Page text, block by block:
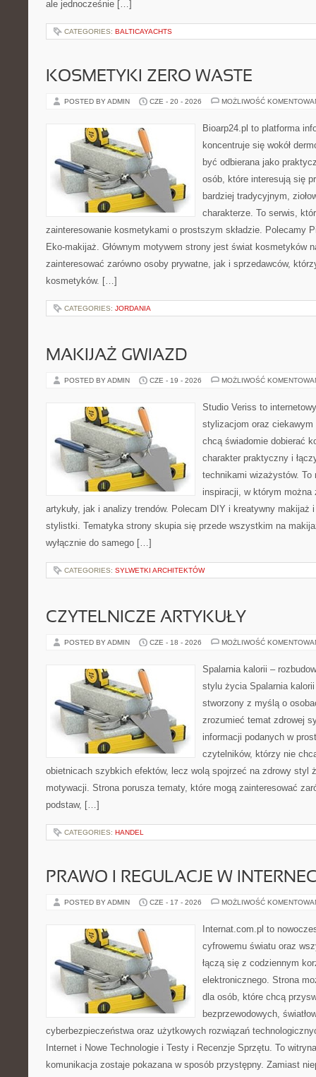
ale jednocześnie […]
CATEGORIES: BALTICAYACHTS
KOSMETYKI ZERO WASTE
POSTED BY ADMIN CZE - 20 - 2026 MOŻLIWOŚĆ
Bioarp24.pl to platforma
koncentruje się wokół
być odbierana jako
osób, które interesują się
bardziej tradycyjnym,
charakterze. To serwis,
zainteresowanie kosmetykami o prostszym składzie. Polecamy
Eko-makijaż. Głównym motywem strony jest świat kosmetyków
zainteresować zarówno osoby prywatne, jak i sprzedawców,
kosmetyków. […]
CATEGORIES: JORDANIA
MAKIJAŻ GWIAZD
POSTED BY ADMIN CZE - 19 - 2026 MOŻLIWOŚĆ
Studio Veriss to
stylizacjom oraz ciekawym
chcą świadomie dobierać
charakter praktyczny i
technikami wizażystów. To
inspiracji, w którym
artykuły, jak i analizy trendów. Polecam DIY i kreatywny makijaż
stylistki. Tematyka strony skupia się przede wszystkim na
wyłącznie do samego […]
CATEGORIES: SYLWETKI ARCHITEKTÓW
CZYTELNICZE ARTYKUŁY
POSTED BY ADMIN CZE - 18 - 2026 MOŻLIWOŚĆ
Spalarnia kalorii –
stylu życia Spalarnia
stworzony z myślą o
zrozumieć temat zdrowej
informacji podanych w
czytelników, którzy nie
obietnicach szybkich efektów, lecz wolą spojrzeć na zdrowy styl
motywacji. Strona porusza tematy, które mogą zainteresować
podstaw, […]
CATEGORIES: HANDEL
PRAWO I REGULACJE W
POSTED BY ADMIN CZE - 17 - 2026 MOŻLIWOŚĆ
Internat.com.pl to
cyfrowemu światu oraz
łączą się z codziennym
elektronicznego. Strona
dla osób, które chcą
bezprzewodowych,
cyberbezpieczeństwa oraz użytkowych rozwiązań
Internet i Nowe Technologie i Testy i Recenzje Sprzętu. To
komunikacja zostaje pokazana w sposób przystępny. Zamiast